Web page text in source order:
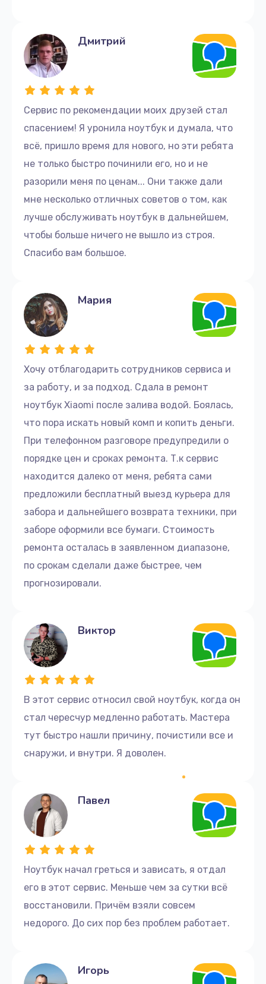
Сервис по рекомендации моих друзей стал
спасением! Я уронила ноутбук и думала, что
всё, пришло время для нового, но эти ребята
не только быстро починили его, но и не
разорили меня по ценам... Они также дали
мне несколько отличных советов о том, как
лучше обслуживать ноутбук в дальнейшем,
чтобы больше ничего не вышло из строя.
Спасибо вам большое.
Дмитрий
Хочу отблагодарить сотрудников сервиса и
за работу, и за подход. Сдала в ремонт
ноутбук Xiaomi после залива водой. Боялась,
что пора искать новый комп и копить деньги.
При телефонном разговоре предупредили о
порядке цен и сроках ремонта. Т.к сервис
находится далеко от меня, ребята сами
предложили бесплатный выезд курьера для
забора и дальнейшего возврата техники, при
заборе оформили все бумаги. Стоимость
ремонта осталась в заявленном диапазоне,
по срокам сделали даже быстрее, чем
прогнозировали.
Мария
В этот сервис относил свой ноутбук, когда он
стал чересчур медленно работать. Мастера
тут быстро нашли причину, почистили все и
снаружи, и внутри. Я доволен.
Виктор
Ноутбук начал греться и зависать, я отдал
его в этот сервис. Меньше чем за сутки всё
восстановили. Причём взяли совсем
недорого. До сих пор без проблем работает.
Павел
Игорь